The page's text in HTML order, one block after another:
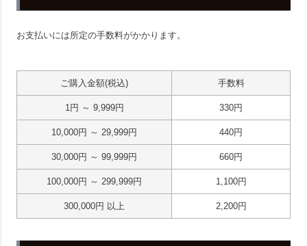
お支払いには所定の手数料がかかります。
ご購入金額(税込) 手数料
1 ～ 9,999 330
10,000 ～ 29,999 440
30,000 ～ 99,999 660
100,000 ～ 299,999 1,100
300,000 以上 2,200